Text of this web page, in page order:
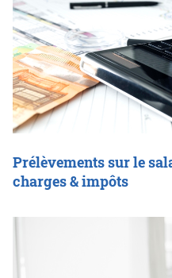
Prélèvements sur le
charges & impôts